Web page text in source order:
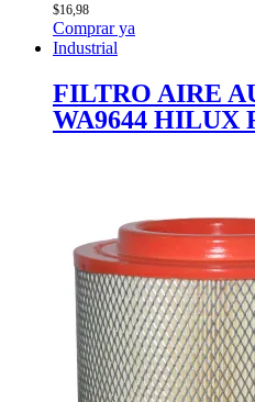
$16,98
Comprar ya
Industrial
FILTRO AIRE
WA9644 HILUX